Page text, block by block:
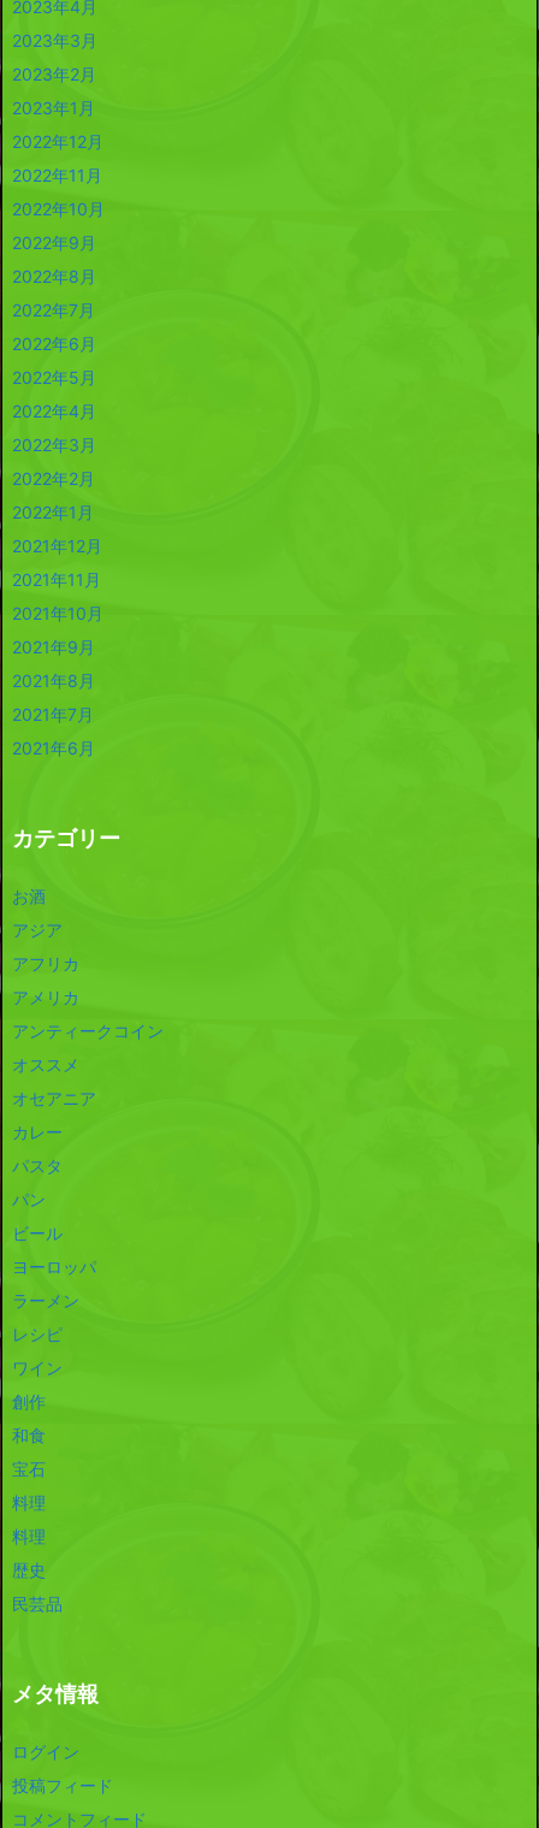
2023年4月
2023年3月
2023年2月
2023年1月
2022年12月
2022年11月
2022年10月
2022年9月
2022年8月
2022年7月
2022年6月
2022年5月
2022年4月
2022年3月
2022年2月
2022年1月
2021年12月
2021年11月
2021年10月
2021年9月
2021年8月
2021年7月
2021年6月
カテゴリー
お酒
アジア
アフリカ
アメリカ
アンティークコイン
オススメ
オセアニア
カレー
パスタ
パン
ビール
ヨーロッパ
ラーメン
レシピ
ワイン
創作
和食
宝石
料理
料理
歴史
民芸品
メタ情報
ログイン
投稿フィード
コメントフィード